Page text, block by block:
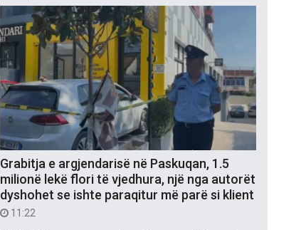
Grabitja e argjendarisë në Paskuqan, 1.5
milionë lekë flori të vjedhura, një nga autorët
dyshohet se ishte paraqitur më parë si klient
11:22